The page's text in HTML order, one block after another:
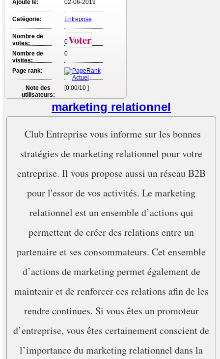
Ajouté le: 02-06-2019
Catégorie: Entreprise
Nombre de
votes:
0Voter
Nombre de
visites:
0
Page rank:
Note des
utilisateurs:
[0.00/10 ]
marketing relationnel
Club Entreprise vous informe sur les bonnes
stratégies de marketing relationnel pour votre
entreprise. Il vous propose aussi un réseau B2B
pour l'essor de vos activités. Le marketing
relationnel est un ensemble d’actions qui
permettent de créer des relations entre un
partenaire et ses consommateurs. Cet ensemble
d’actions de marketing permet également de
maintenir et de renforcer ces relations afin de les
rendre continues. Si vous êtes un promoteur
d’entreprise, vous êtes certainement conscient de
l’importance du marketing relationnel dans la